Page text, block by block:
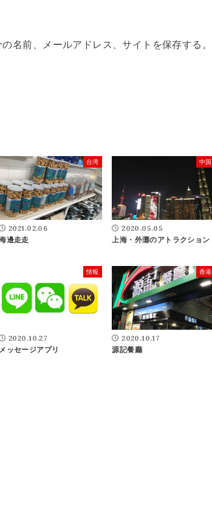
名前、メールアドレス、サイトを保存する。
台湾
2021.02.06
邊走走
中国
2020.05.05
上海・外灘のアトラクション
情報
2020.10.27
メッセージアプリ
香港
2020.10.17
源記餐廳